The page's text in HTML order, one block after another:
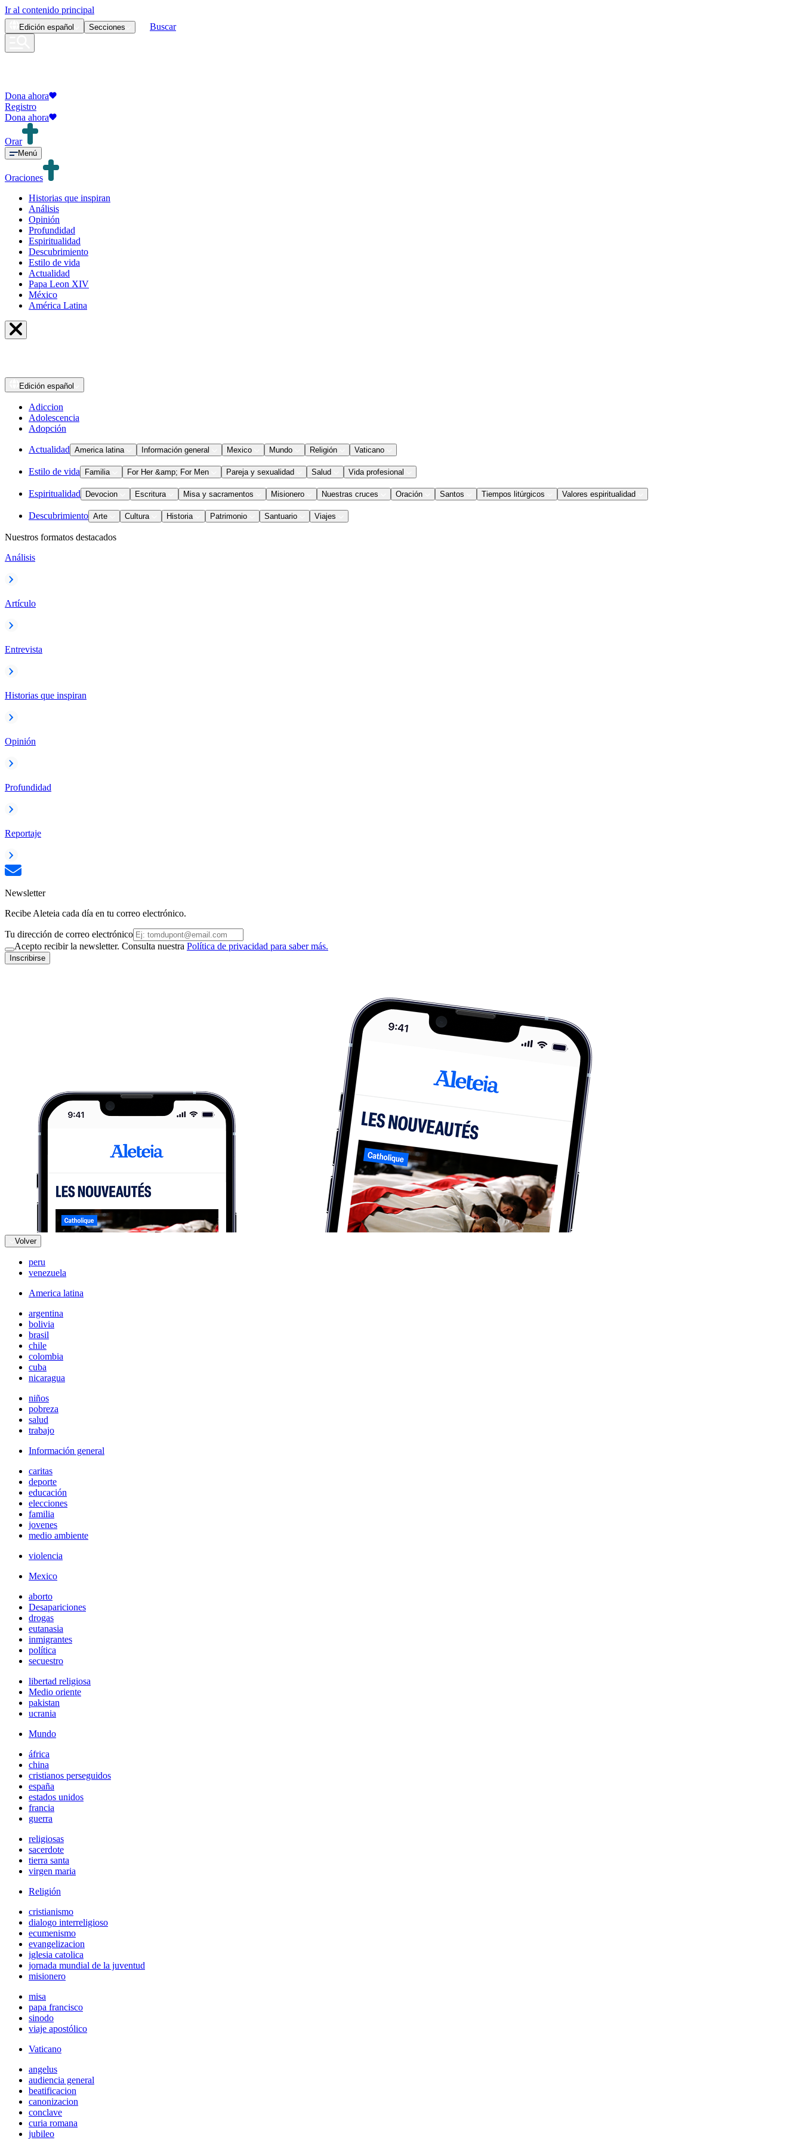
Ir al contenido principal
Edición español Secciones Buscar
Dona ahora
Registro
Dona ahora
Orar
Menú
Oraciones
Historias que inspiran
Análisis
Opinión
Profundidad
Espiritualidad
Descubrimiento
Estilo de vida
Actualidad
Papa Leon XIV
México
América Latina
Edición español
Adiccion
Adolescencia
Adopción
Actualidad America latina Información general Mexico Mundo Religión Vaticano
Estilo de vida Familia For Her &amp; For Men Pareja y sexualidad Salud Vida profesional
Espiritualidad Devocion Escritura Misa y sacramentos Misionero Nuestras cruces Oración Santos Tiempos litúrgicos Valores espiritualidad
Descubrimiento Arte Cultura Historia Patrimonio Santuario Viajes
Nuestros formatos destacados
Análisis
Artículo
Entrevista
Historias que inspiran
Opinión
Profundidad
Reportaje
Newsletter
Recibe Aleteia cada día en tu correo electrónico.
Tu dirección de correo electrónico
Acepto recibir la newsletter. Consulta nuestra Política de privacidad para saber más.
Inscribirse
Volver
peru
venezuela
America latina
argentina
bolivia
brasil
chile
colombia
cuba
nicaragua
niños
pobreza
salud
trabajo
Información general
caritas
deporte
educación
elecciones
familia
jovenes
medio ambiente
violencia
Mexico
aborto
Desapariciones
drogas
eutanasia
inmigrantes
política
secuestro
libertad religiosa
Medio oriente
pakistan
ucrania
Mundo
áfrica
china
cristianos perseguidos
españa
estados unidos
francia
guerra
religiosas
sacerdote
tierra santa
virgen maria
Religión
cristianismo
dialogo interreligioso
ecumenismo
evangelizacion
iglesia catolica
jornada mundial de la juventud
misionero
misa
papa francisco
sinodo
viaje apostólico
Vaticano
angelus
audiencia general
beatificacion
canonizacion
conclave
curia romana
jubileo